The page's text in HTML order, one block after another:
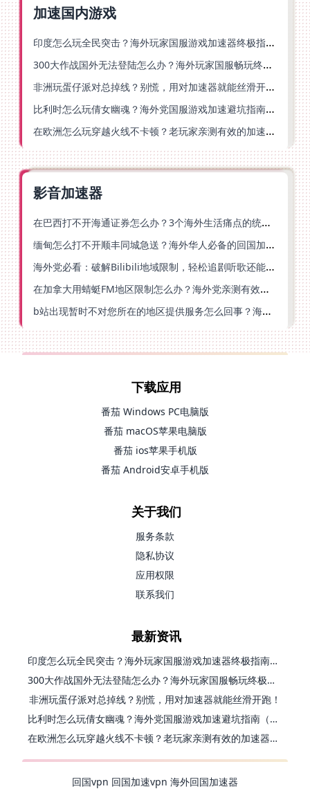
加速国内游戏
印度怎么玩全民突击？海外玩家国服游戏加速器终极指南（附原神延迟优化+精灵之境加速器选择）
300大作战国外无法登陆怎么办？海外玩家国服畅玩终极指南（附实测推荐）
非洲玩蛋仔派对总掉线？别慌，用对加速器就能丝滑开跑！
比利时怎么玩倩女幽魂？海外党国服游戏加速避坑指南（附实测推荐）
在欧洲怎么玩穿越火线不卡顿？老玩家亲测有效的加速器选择指南
影音加速器
在巴西打不开海通证券怎么办？3个海外生活痛点的统一解决方案
缅甸怎么打不开顺丰同城急送？海外华人必备的回国加速指南（附B站会员游戏解决方案）
海外党必看：破解Bilibili地域限制，轻松追剧听歌还能流畅理财的实用指南
在加拿大用蜻蜓FM地区限制怎么办？海外党亲测有效的回国加速方案
b站出现暂时不对您所在的地区提供服务怎么回事？海外党亲测有效的回国加速方案
下载应用
番茄 Windows PC电脑版
番茄 macOS苹果电脑版
番茄 ios苹果手机版
番茄 Android安卓手机版
关于我们
服务条款
隐私协议
应用权限
联系我们
最新资讯
印度怎么玩全民突击？海外玩家国服游戏加速器终极指南（附原神延迟优化+精灵之境加速器选择）
300大作战国外无法登陆怎么办？海外玩家国服畅玩终极指南（附实测推荐）
非洲玩蛋仔派对总掉线？别慌，用对加速器就能丝滑开跑！
比利时怎么玩倩女幽魂？海外党国服游戏加速避坑指南（附实测推荐）
在欧洲怎么玩穿越火线不卡顿？老玩家亲测有效的加速器选择指南
回国vpn 回国加速vpn 海外回国加速器